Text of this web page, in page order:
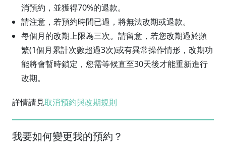
消預約，並獲得70%的退款。
請注意，若預約時間已過，將無法改期或退款。
每個月的改期上限為三次。請留意，若您改期過於頻
繁(1個月累計次數超過3次)或有異常操作情形，改期功
能將會暫時鎖定，您需等候直至30天後才能重新進行
改期。
詳情請見取消預約與改期規則
我要如何變更我的預約？